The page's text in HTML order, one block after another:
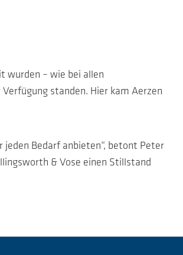
wurden – wie bei allen
standen. Hier kam Aerzen
jeden Bedarf anbieten“, betont Peter
& Vose einen Stillstand